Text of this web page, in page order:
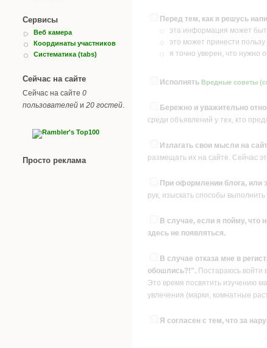
Сервисы
Веб камера
Координаты участников
Систематика (tabs)
Сейчас на сайте
Сейчас на сайте 0
пользователей и 20 гостей.
Просто реклама
Перед тем, как я решусь
эта информация может
это может принести пользу
я точно уверен, что нужно
Исполнять Вредные советы
Бережно и уважительно
среди объявлений у тех, кто
Излагать свои мысли на
размещать их на сайте. Сейчас
При оформлении блога, или
рук, изыскать способы
В случае, если я пойму, что
здесь не появляться.
В случае отказа мне в
обошлись?!". Постараюсь войти
Это время посвятить изучению
увлечения (марки, комнатные
Я согласен с тем, что за